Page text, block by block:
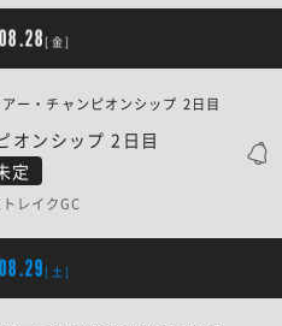
[金]
定
オンシップ 2日目
・チャンピオンシップ 2日目
レイクGC
[土]